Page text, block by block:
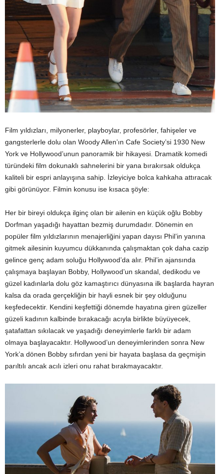
Film yıldızları, milyonerler, playboylar, profesörler, fahişeler ve
gangsterlerle dolu olan Woody Allen’ın Cafe Society’si 1930 New
York ve Hollywood’unun panoramik bir hikayesi. Dramatik komedi
türündeki film dokunaklı sahnelerini bir yana bırakırsak oldukça
kaliteli bir espri anlayışına sahip. İzleyiciye bolca kahkaha attıracak
gibi görünüyor. Filmin konusu ise kısaca şöyle:
Her bir bireyi oldukça ilginç olan bir ailenin en küçük oğlu Bobby
Dorfman yaşadığı hayattan bezmiş durumdadır. Dönemin en
popüler film yıldızlarının menajerliğini yapan dayısı Phil’in yanına
gitmek ailesinin kuyumcu dükkanında çalışmaktan çok daha cazip
gelince genç adam soluğu Hollywood’da alır. Phil’in ajansında
çalışmaya başlayan Bobby, Hollywood’un skandal, dedikodu ve
güzel kadınlarla dolu göz kamaştırıcı dünyasına ilk başlarda hayran
kalsa da orada gerçekliğin bir hayli esnek bir şey olduğunu
keşfedecektir. Kendini keşfettiği dönemde hayatına giren güzeller
güzeli kadının kalbinde bırakacağı acıyla birlikte büyüyecek,
şatafattan sıkılacak ve yaşadığı deneyimlerle farklı bir adam
olmaya başlayacaktır. Hollywood’un deneyimlerinden sonra New
York’a dönen Bobby sıfırdan yeni bir hayata başlasa da geçmişin
parıltılı ancak acılı izleri onu rahat bırakmayacaktır.